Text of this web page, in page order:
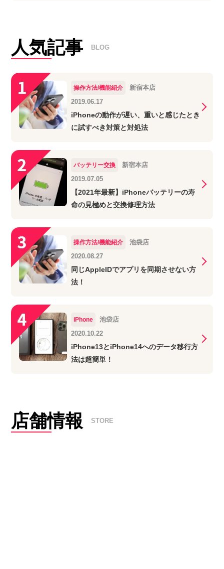
人気記事 BLOG
操作方法/機能紹介
新宿本店
2019.06.17
iPhoneの動作が遅い、重いと感じたとき
に試すべき対策と対処法
バッテリー交換
新宿本店
2019.07.05
【2021年最新】iPhoneバッテリーの寿
命の見極めと交換修理方法
操作方法/機能紹介
池袋店
2020.08.27
同じAppleIDでアプリを同期させない方
法！
iPhone
池袋店
2020.10.22
iPhone13とiPhone14へのデータ移行方
法は超簡単！
店舗情報 STORE